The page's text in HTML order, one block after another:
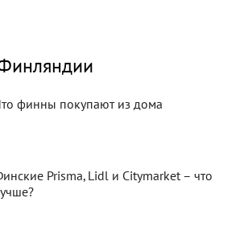
финны покупают из дома
Prisma, Lidl и Citymarket – что